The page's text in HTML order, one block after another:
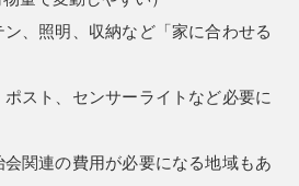
、照明、収納など「家に合わせる
スト、センサーライトなど必要に
関連の費用が必要になる地域もあ